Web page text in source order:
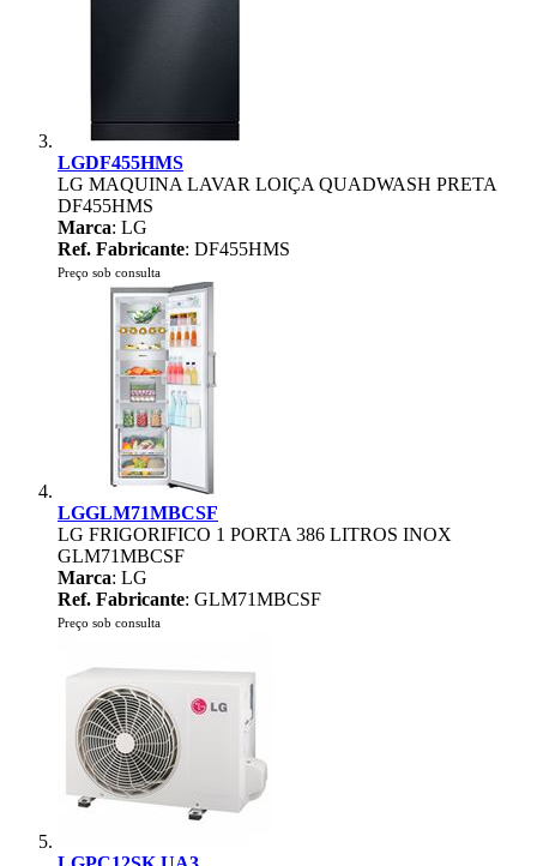
LGDF455HMS
LG MAQUINA LAVAR LOIÇA QUADWASH PRETA
DF455HMS
Marca: LG
Ref. Fabricante: DF455HMS
Preço sob consulta
LGGLM71MBCSF
LG FRIGORIFICO 1 PORTA 386 LITROS INOX
GLM71MBCSF
Marca: LG
Ref. Fabricante: GLM71MBCSF
Preço sob consulta